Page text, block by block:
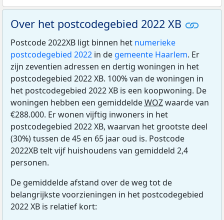
Over het postcodegebied 2022 XB
Postcode 2022XB ligt binnen het numerieke
postcodegebied 2022 in de gemeente Haarlem. Er
zijn zeventien adressen en dertig woningen in het
postcodegebied 2022 XB. 100% van de woningen in
het postcodegebied 2022 XB is een koopwoning. De
woningen hebben een gemiddeldeWOZwaarde van
€288.000. Er wonen vijftig inwoners in het
postcodegebied 2022 XB, waarvan het grootste deel
(30%) tussen de 45 en 65 jaar oud is. Postcode
2022XB telt vijf huishoudens van gemiddeld 2,4
personen.
De gemiddelde afstand over de weg tot de
belangrijkste voorzieningen in het postcodegebied
2022 XB is relatief kort: